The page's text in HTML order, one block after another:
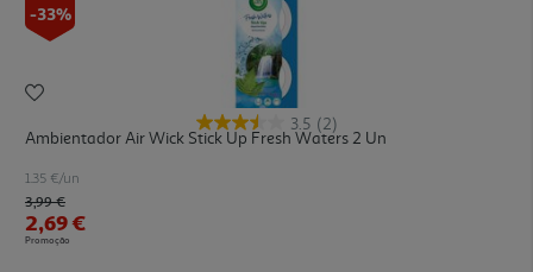
-33%
3.5 (2)
Ambientador Air Wick Stick Up Fresh Waters 2 Un
1.35 €/un
Price reduced from
3,99 €to
2,69 €
Promoção